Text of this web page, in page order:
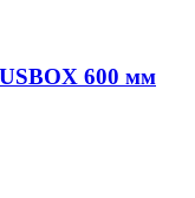
600 мм